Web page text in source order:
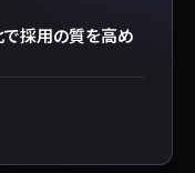
採用の質を高め